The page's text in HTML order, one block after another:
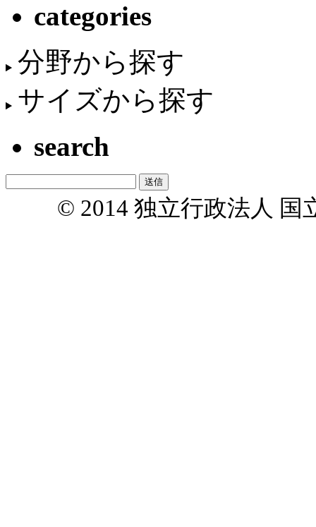
categories
分野から探す
サイズから探す
search
© 2014 独立行政法人 国